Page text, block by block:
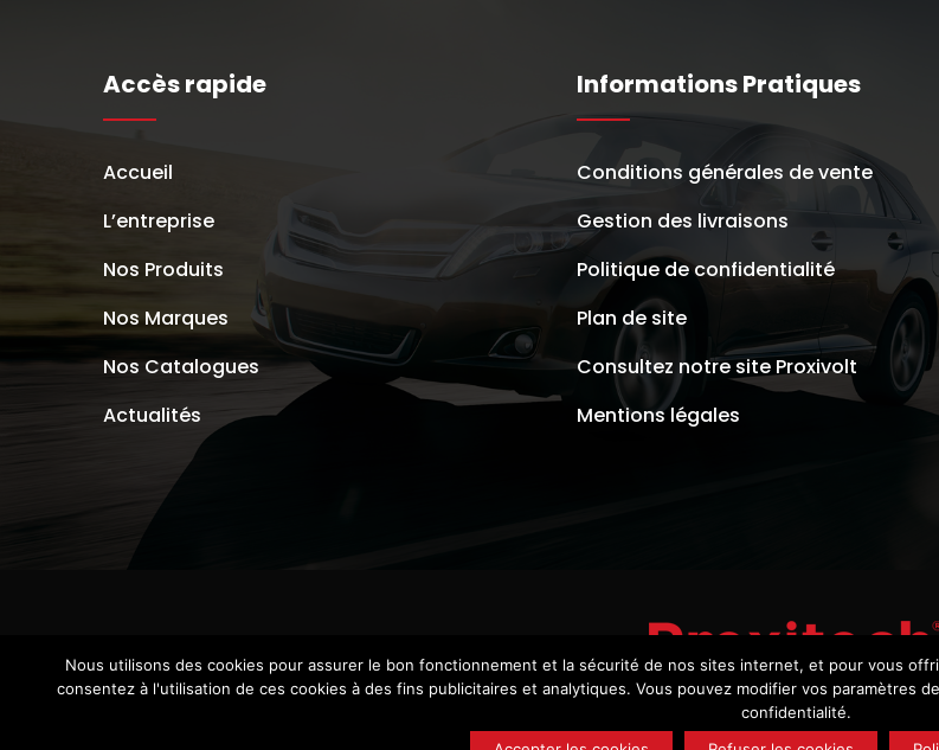
Accès rapide
Accueil
L’entreprise
Nos Produits
Nos Marques
Nos Catalogues
Actualités
Informations Pratiques
Conditions générales de vente
Gestion des livraisons
Politique de confidentialité
Plan de site
Consultez notre site Proxivolt
Mentions légales
© Copyright 2018. Proxitech
Nous utilisons des cookies pour assurer le bon fonctionnement et la sécurité de nos sites internet, et pour vous
consentez à l'utilisation de ces cookies à des fins publicitaires et analytiques. Vous pouvez modifier vos paramètres
confidentialité.